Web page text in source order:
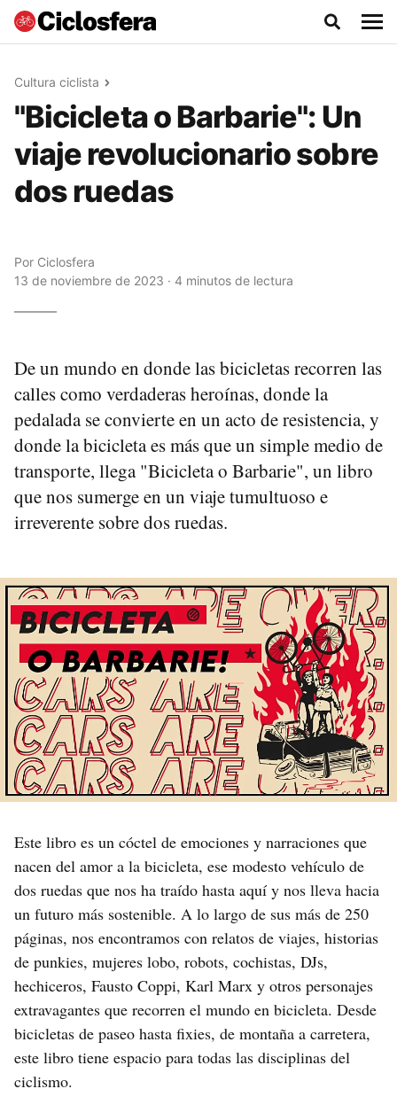
Cultura ciclista
"Bicicleta o Barbarie": Un
viaje revolucionario sobre
dos ruedas
Por Ciclosfera
13 de noviembre de 2023 · 4 minutos de lectura
De un mundo en donde las bicicletas recorren las
calles como verdaderas heroínas, donde la
pedalada se convierte en un acto de resistencia, y
donde la bicicleta es más que un simple medio de
transporte, llega "Bicicleta o Barbarie", un libro
que nos sumerge en un viaje tumultuoso e
irreverente sobre dos ruedas.
Este libro es un cóctel de emociones y narraciones que
nacen del amor a la bicicleta, ese modesto vehículo de
dos ruedas que nos ha traído hasta aquí y nos lleva hacia
un futuro más sostenible. A lo largo de sus más de 250
páginas, nos encontramos con relatos de viajes, historias
de punkies, mujeres lobo, robots, cochistas, DJs,
hechiceros, Fausto Coppi, Karl Marx y otros personajes
extravagantes que recorren el mundo en bicicleta. Desde
bicicletas de paseo hasta fixies, de montaña a carretera,
este libro tiene espacio para todas las disciplinas del
ciclismo.